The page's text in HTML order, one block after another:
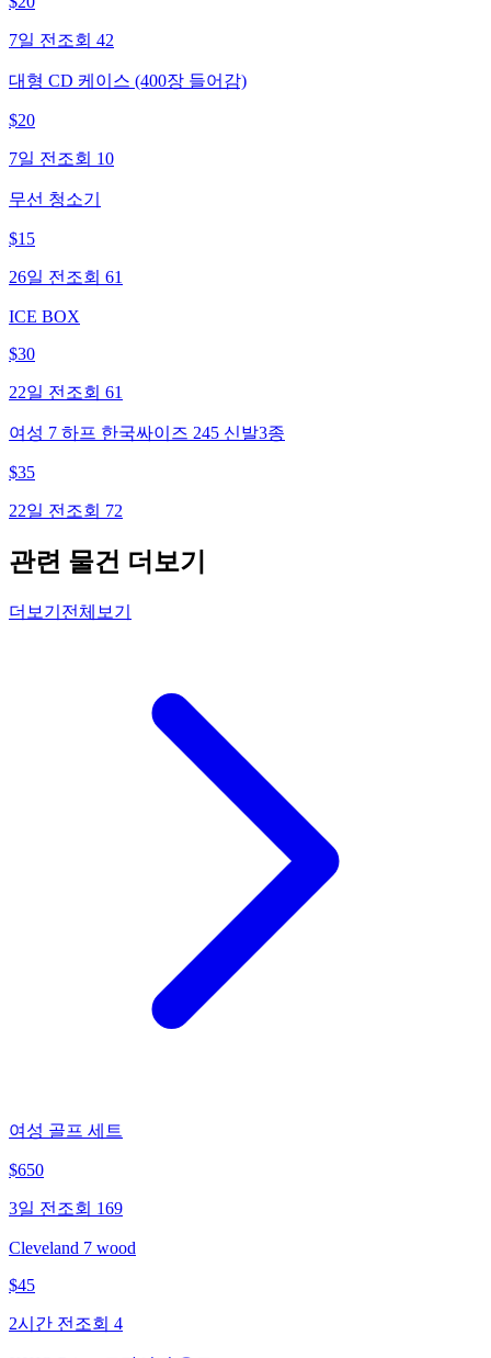
7일 전 조회 42
대형 CD 케이스 (400장 들어감)
$20
7일 전 조회 10
무선 청소기
$15
26일 전 조회 61
ICE BOX
$30
22일 전 조회 61
여성 7 하프 한국싸이즈 245 신발3종
$35
22일 전 조회 72
관련 물건 더보기
더보기 전체보기
여성 골프 세트
$650
3일 전 조회 169
Cleveland 7 wood
$45
2시간 전 조회 4